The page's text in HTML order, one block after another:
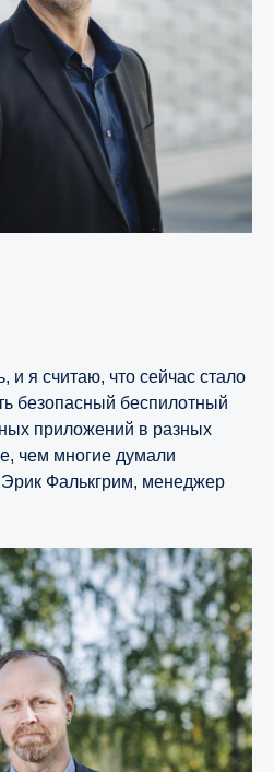
я считаю, что сейчас стало
безопасный беспилотный
приложений в разных
чем многие думали
Эрик Фалькгрим, менеджер